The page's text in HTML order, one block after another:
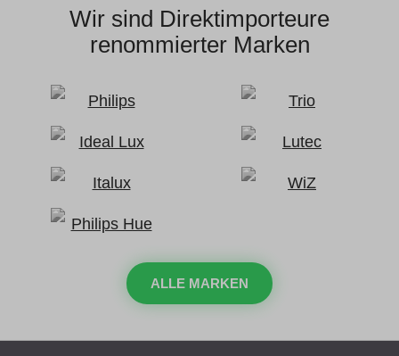
Wir sind Direktimporteure
renommierter Marken
ALLE MARKEN